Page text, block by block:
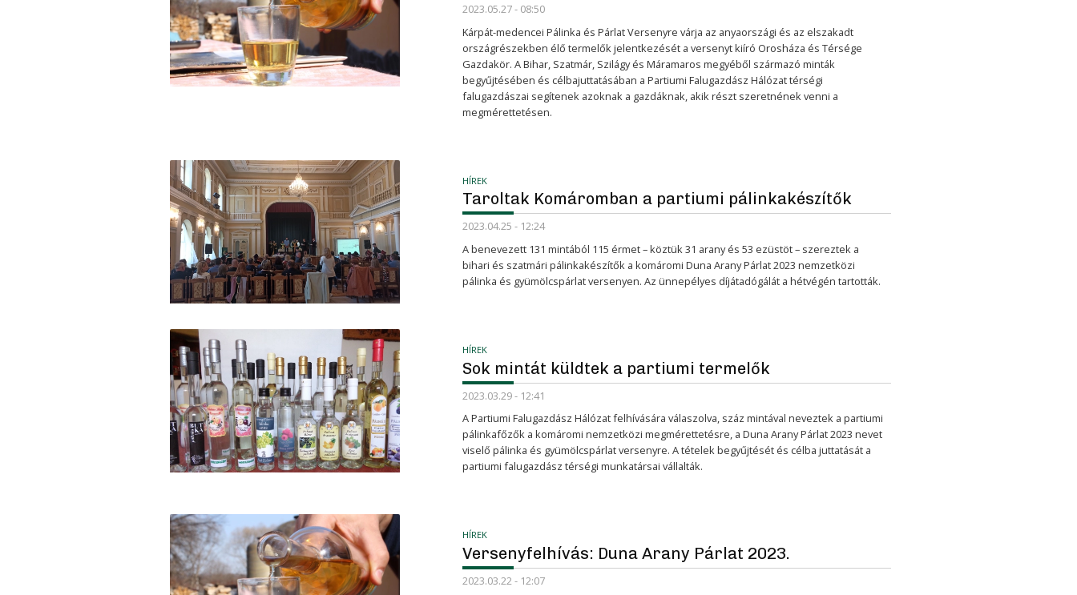
2023.05.27 - 08:50
Kárpát-medencei Pálinka és Párlat Versenyre várja az anyaországi és az elszakadt
országrészekben élő termelők jelentkezését a versenyt kiíró Orosháza és Térsége
Gazdakör. A Bihar, Szatmár, Szilágy és Máramaros megyéből származó minták
begyűjtésében és célbajuttatásában a Partiumi Falugazdász Hálózat térségi
falugazdászai segítenek azoknak a gazdáknak, akik részt szeretnének venni a
megmérettetésen.
HÍREK
Taroltak Komáromban a partiumi pálinkakészítők
2023.04.25 - 12:24
A benevezett 131 mintából 115 érmet – köztük 31 arany és 53 ezüstöt – szereztek a
bihari és szatmári pálinkakészítők a komáromi Duna Arany Párlat 2023 nemzetközi
pálinka és gyümölcspárlat versenyen. Az ünnepélyes díjátadógálát a hétvégén tartották.
HÍREK
Sok mintát küldtek a partiumi termelők
2023.03.29 - 12:41
A Partiumi Falugazdász Hálózat felhívására válaszolva, száz mintával neveztek a partiumi
pálinkafőzők a komáromi nemzetközi megmérettetésre, a Duna Arany Párlat 2023 nevet
viselő pálinka és gyümölcspárlat versenyre. A tételek begyűjtését és célba juttatását a
partiumi falugazdász térségi munkatársai vállalták.
HÍREK
Versenyfelhívás: Duna Arany Párlat 2023.
2023.03.22 - 12:07